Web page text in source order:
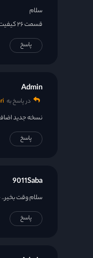
قسمت 29
قسمت 30
قسمت 33
قسمت 34
قسمت 35
سلام
قسمت ۲۶ کیفیت ۴۸۰ زیرنویس مربوط به این قسمت نمی باشد
پاسخ
Admin
در پاسخ به
نسخه جدید
پاسخ
9011Saba
سلام وقت بخیر..
پاسخ